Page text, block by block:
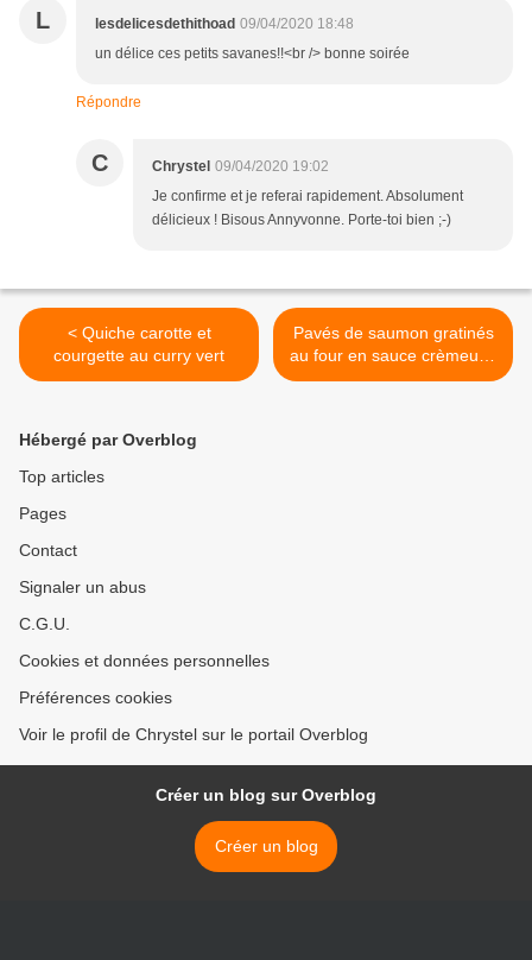
L lesdelicesdethithoad 09/04/2020 18:48
un délice ces petits savanes!!<br /> bonne soirée
Répondre
C Chrystel 09/04/2020 19:02
Je confirme et je referai rapidement. Absolument
délicieux ! Bisous Annyvonne. Porte-toi bien ;-)
< Quiche carotte et
courgette au curry vert
Pavés de saumon gratinés
au four en sauce crèmeuse
à la tomate et origan
Hébergé par Overblog
Top articles
Pages
Contact
Signaler un abus
C.G.U.
Cookies et données personnelles
Préférences cookies
Voir le profil de Chrystel sur le portail Overblog
Créer un blog sur Overblog
Créer un blog